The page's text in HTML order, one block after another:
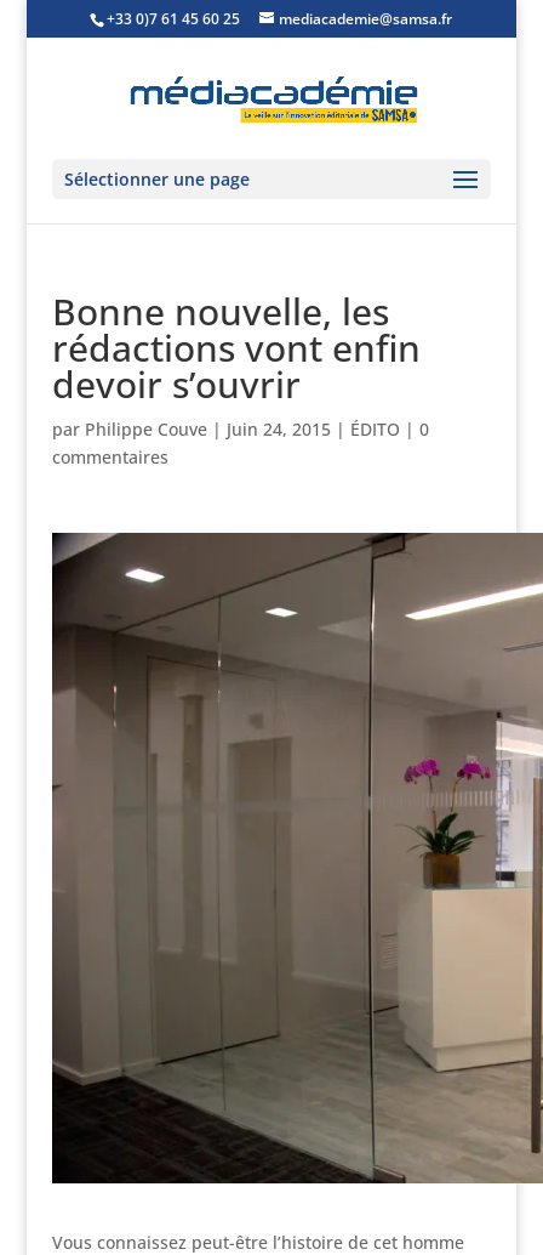
+33 0)7 61 45 60 25 mediacademie@samsa.fr
Sélectionner une page
Bonne nouvelle, les
rédactions vont enfin
devoir s’ouvrir
par Philippe Couve| Juin 24, 2015| ÉDITO | 0
commentaires
Vous connaissez peut-être l’histoire de cet homme